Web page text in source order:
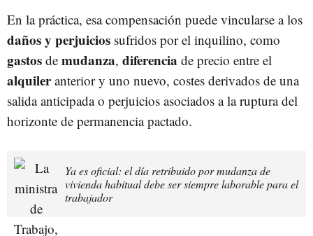
En la práctica, esa compensación puede vincularse a los
daños y perjuicios sufridos por el inquilino, como
gastos de mudanza, diferencia de precio entre el
alquileranterior y uno nuevo, costes derivados de una
salida anticipada o perjuicios asociados a la ruptura del
horizonte de permanencia pactado.
Ya es oficial: el día retribuido por mudanza de
vivienda habitual debe ser siempre laborable para el
trabajador